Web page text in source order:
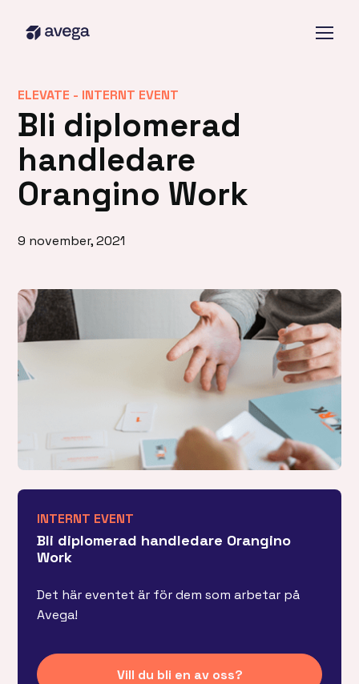
ELEVATE - INTERNT EVENT
Bli diplomerad
handledare
Orangino Work
9 november, 2021
INTERNT EVENT
Bli diplomerad handledare Orangino
Work
Det här eventet är för dem som arbetar på
Avega!
Vill du bli en av oss?